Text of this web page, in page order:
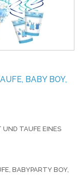
BABY BOY,
TAUFE EINES
BABYPARTY BOY,